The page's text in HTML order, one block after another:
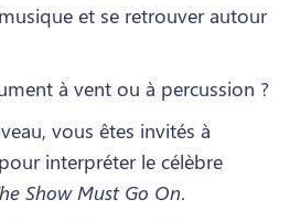
et se retrouver autour
à vent ou à percussion ?
vous êtes invités à
interpréter le célèbre
Show Must Go On.